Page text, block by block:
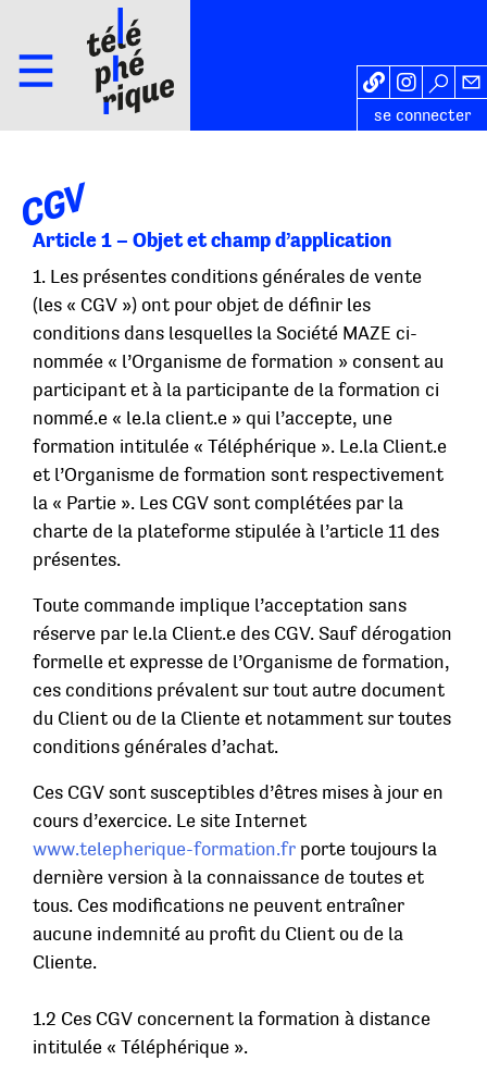
se connecter
CGV
Article 1 – Objet et champ d’application
1. Les présentes conditions générales de vente
(les « CGV ») ont pour objet de définir les
conditions dans lesquelles la Société MAZE ci-
nommée « l’Organisme de formation » consent au
participant et à la participante de la formation ci
nommé.e « le.la client.e » qui l’accepte, une
formation intitulée « Téléphérique ». Le.la Client.e
et l’Organisme de formation sont respectivement
la « Partie ». Les CGV sont complétées par la
charte de la plateforme stipulée à l’article 11 des
présentes.
Toute commande implique l’acceptation sans
réserve par le.la Client.e des CGV. Sauf dérogation
formelle et expresse de l’Organisme de formation,
ces conditions prévalent sur tout autre document
du Client ou de la Cliente et notamment sur toutes
conditions générales d’achat.
Ces CGV sont susceptibles d’êtres mises à jour en
cours d’exercice. Le site Internet
www.telepherique-formation.fr porte toujours la
dernière version à la connaissance de toutes et
tous. Ces modifications ne peuvent entraîner
aucune indemnité au profit du Client ou de la
Cliente.
1.2 Ces CGV concernent la formation à distance
intitulée « Téléphérique ».